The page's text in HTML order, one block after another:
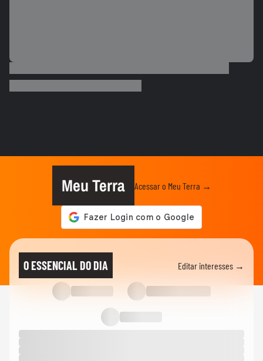
Salada Sensação: refrescante e
surpreendente
Torta de brócolis com calabresa: delícia
salgada para qualquer ocasião
Aprenda a fazer folhado de linguiça igual
ao de padaria
Meu Terra Acessar o Meu Terra →
O ESSENCIAL DO DIA Editar interesses →